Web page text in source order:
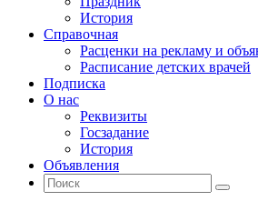
История
Справочная
Расценки на рекламу и
Расписание детских врачей
Подписка
О нас
Реквизиты
Госзадание
История
Объявления
Поиск
Искать:
Поиск